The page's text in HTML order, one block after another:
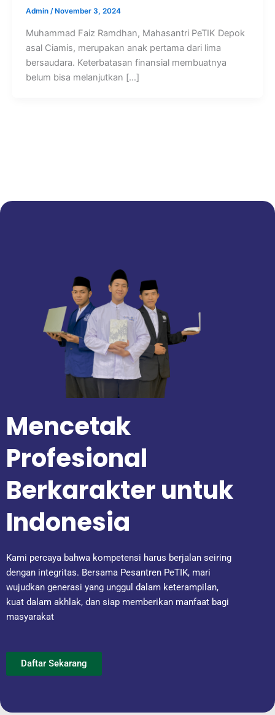
Admin / November 3, 2024
Muhammad Faiz Ramdhan, Mahasantri PeTIK Depok
asal Ciamis, merupakan anak pertama dari lima
bersaudara. Keterbatasan finansial membuatnya
belum bisa melanjutkan […]
Mencetak
Profesional
Berkarakter untuk
Indonesia
Kami percaya bahwa kompetensi harus berjalan seiring
dengan integritas. Bersama Pesantren PeTIK, mari
wujudkan generasi yang unggul dalam keterampilan,
kuat dalam akhlak, dan siap memberikan manfaat bagi
masyarakat
Daftar Sekarang